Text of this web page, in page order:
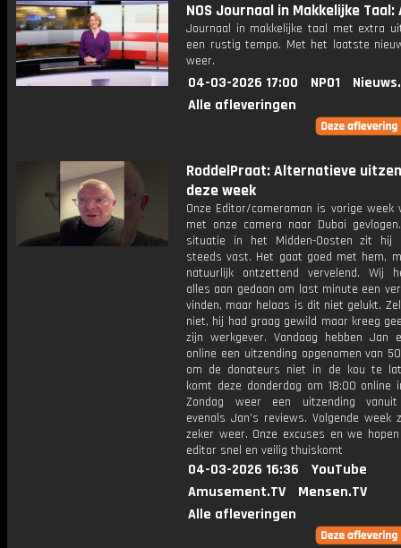
NOS Journaal in Makkelijke
Journaal in makkelijke taal met extra
een rustig tempo. Met het laatste
weer.
04-03-2026 17:00 NPO1
Alle afleveringen
RoddelPraat: Alternatieve
deze week
Onze Editor/cameraman is vorige week
met onze camera naar Dubai
situatie in het Midden-Oosten zit hij
steeds vast. Het gaat goed met hem,
natuurlijk ontzettend vervelend. Wij
alles aan gedaan om last minute een
vinden, maar helaas is dit niet gelukt.
niet, hij had graag gewild maar kreeg
zijn werkgever. Vandaag hebben Jan
online een uitzending opgenomen van
om de donateurs niet in de kou te
komt deze donderdag om 18:00 online
Zondag weer een uitzending vanuit
evenals Jan’s reviews. Volgende week
zeker weer. Onze excuses en we
editor snel en veilig thuiskomt
04-03-2026 16:36
YouTube
Amusement.TV
Mensen.TV
Alle afleveringen